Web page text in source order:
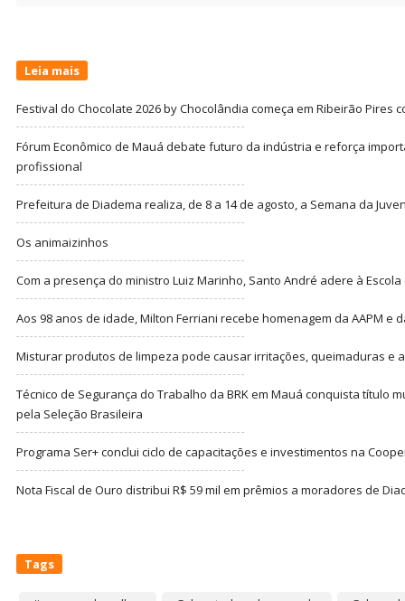
Leia mais
Festival do Chocolate 2026 by Chocolândia começa em Ribeirão Pires
Fórum Econômico de Mauá debate futuro da indústria e reforça
profissional
Prefeitura de Diadema realiza, de 8 a 14 de agosto, a Semana da
Os animaizinhos
Com a presença do ministro Luiz Marinho, Santo André adere à
Aos 98 anos de idade, Milton Ferriani recebe homenagem da AAPM e
Misturar produtos de limpeza pode causar irritações, queimaduras e
Técnico de Segurança do Trabalho da BRK em Mauá conquista título
pela Seleção Brasileira
Programa Ser+ conclui ciclo de capacitações e investimentos na
Nota Fiscal de Ouro distribui R$ 59 mil em prêmios a moradores de
Tags